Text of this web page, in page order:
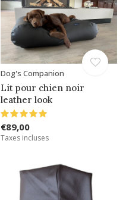
Dog's Companion
Lit pour chien noir
leather look
€89,00
Taxes incluses